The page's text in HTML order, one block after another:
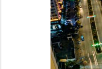
3.4. Gym
3.5. Kid
3.6. Dịch vụ
3.7. Bể bơi
3.8. Lobby
3.9. Sky Bar
3.10. Các